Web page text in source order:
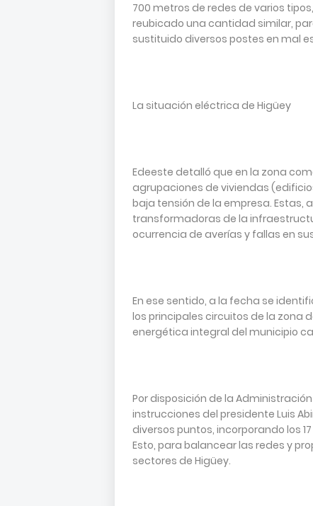
700 metros de redes de varios
reubicado una cantidad similar,
sustituido diversos postes en mal
La situación eléctrica de Higüey
Edeeste detalló que en la zona
agrupaciones de viviendas
baja tensión de la empresa. Estas,
transformadoras de la
ocurrencia de averías y fallas en
En ese sentido, a la fecha se
los principales circuitos de la zona
energética integral del municipio
Por disposición de la
instrucciones del presidente Luis
diversos puntos, incorporando los
Esto, para balancear las redes y
sectores de Higüey.